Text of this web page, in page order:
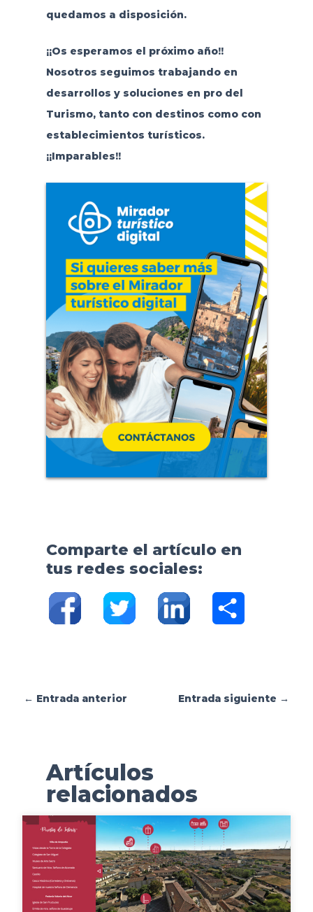
quedamos a disposición.
¡¡Os esperamos el próximo año!!
Nosotros seguimos trabajando en
desarrollos y soluciones en pro del
Turismo, tanto con destinos como con
establecimientos turísticos.
¡¡Imparables!!
Comparte el artículo en
tus redes sociales:
p
i
r
← Entrada anterior Entrada siguiente →
Artículos
relacionados